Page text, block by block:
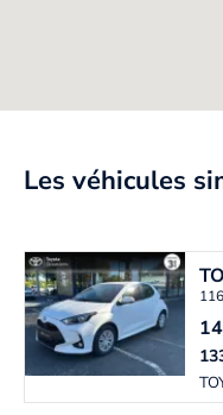
Les véhicules